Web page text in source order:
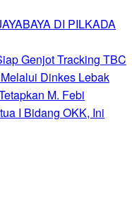
DI PILKADA
Genjot Tracking TBC
Dinkes Lebak
M. Febi
I Bidang OKK, Ini